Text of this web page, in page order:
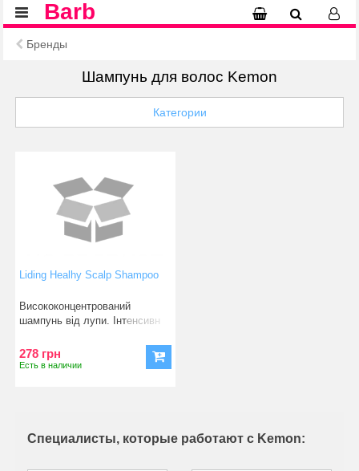
Barb
Бренды
Шампунь для волос Kemon
Категории
Liding Healhy Scalp Shampoo
Висококонцентрований
шампунь від лупи. Інтенсивн
278 грн
Есть в наличии
Специалисты, которые работают с Kemon: